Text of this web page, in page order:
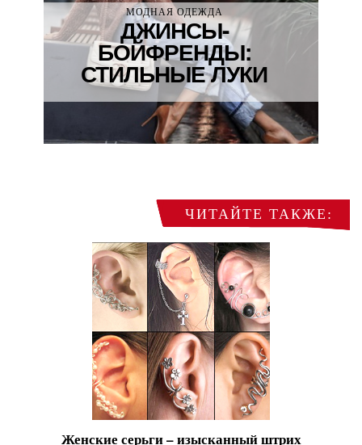
МОДНАЯ ОДЕЖДА ,
МОДНЫЕ ТРЕНДЫ
ДЖИНСЫ-
БОЙФРЕНДЫ:
СТИЛЬНЫЕ ЛУКИ
ЧИТАЙТЕ ТАКЖЕ:
Женские серьги – изысканный штрих